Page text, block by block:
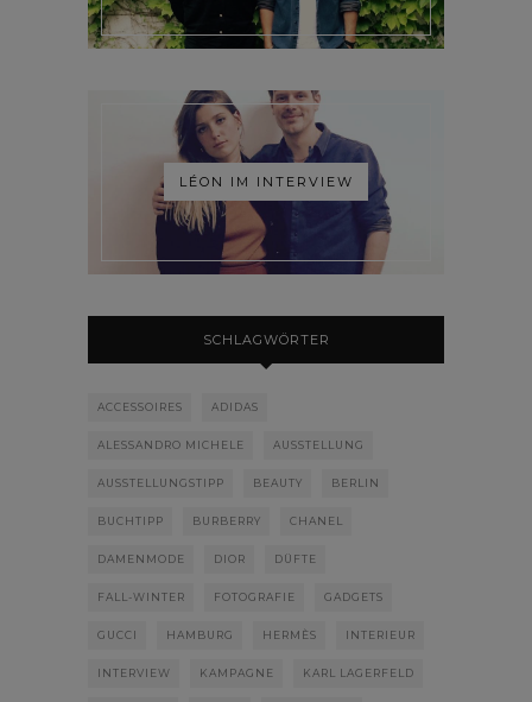
LÉON IM INTERVIEW
SCHLAGWÖRTER
ACCESSOIRES ADIDAS
ALESSANDRO MICHELE AUSSTELLUNG
AUSSTELLUNGSTIPP BEAUTY BERLIN
BUCHTIPP BURBERRY CHANEL
DAMENMODE DIOR DÜFTE
FALL-WINTER FOTOGRAFIE GADGETS
GUCCI HAMBURG HERMÈS INTERIEUR
INTERVIEW KAMPAGNE KARL LAGERFELD